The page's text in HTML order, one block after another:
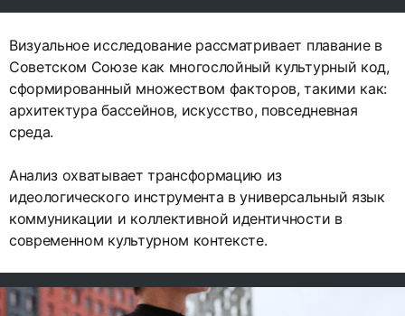
Визуальное исследование рассматривает плавание в
Советском Союзе как многослойный культурный код,
сформированный множеством факторов, такими как:
архитектура бассейнов, искусство, повседневная
среда.
Анализ охватывает трансформацию из
идеологического инструмента в универсальный язык
коммуникации и коллективной идентичности в
современном культурном контексте.